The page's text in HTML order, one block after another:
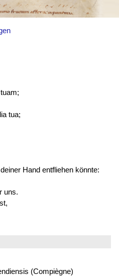
tua;
Hand entfliehen könnte:
uns.
(Compiègne)